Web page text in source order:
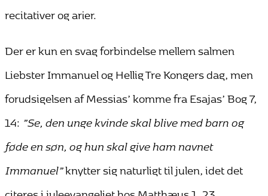
recitativer og arier.
Der er kun en svag forbindelse mellem salmen
Liebster Immanuel og Hellig Tre Kongers dag, men
forudsigelsen af Messias’ komme fra Esajas’ Bog 7,
14: ”Se, den unge kvinde skal blive med barn og
føde en søn, og hun skal give ham navnet
Immanuel”knytter sig naturligt til julen, idet det